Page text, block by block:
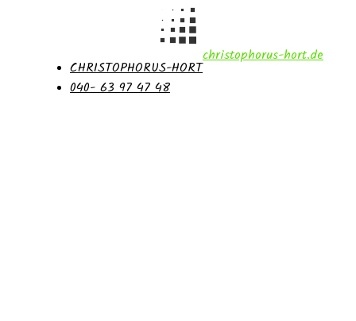
CHRISTOPHORUS-HORT
040- 63 97 47 48
christophorus-hort.de